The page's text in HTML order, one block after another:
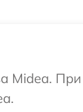
Midea.